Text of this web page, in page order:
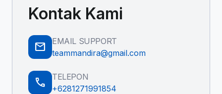
Kontak Kami
mail
EMAIL SUPPORT
teammandira@gmail.com
call
TELEPON
+6281271991854